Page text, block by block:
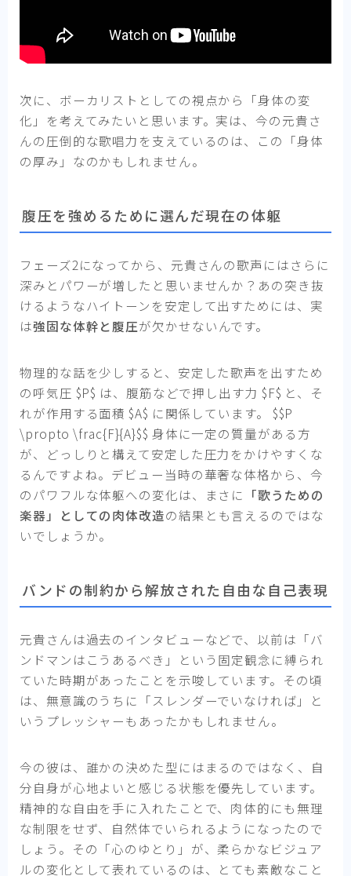
次に、ボーカリストとしての視点から「身体の変
化」を考えてみたいと思います。実は、今の元貴さ
んの圧倒的な歌唱力を支えているのは、この「身体
の厚み」なのかもしれません。
腹圧を強めるために選んだ現在の体躯
フェーズ2になってから、元貴さんの歌声にはさらに
深みとパワーが増したと思いませんか？あの突き抜
けるようなハイトーンを安定して出すためには、実
は強固な体幹と腹圧が欠かせないんです。
物理的な話を少しすると、安定した歌声を出すため
の呼気圧 $P$ は、腹筋などで押し出す力 $F$ と、そ
れが作用する面積 $A$ に関係しています。 $$P
\propto \frac{F}{A}$$ 身体に一定の質量がある方
が、どっしりと構えて安定した圧力をかけやすくな
るんですよね。デビュー当時の華奢な体格から、今
のパワフルな体躯への変化は、まさに 「歌うための
楽器」としての肉体改造の結果とも言えるのではな
いでしょうか。
バンドの制約から解放された自由な自己表現
元貴さんは過去のインタビューなどで、以前は「バ
ンドマンはこうあるべき」という固定観念に縛られ
ていた時期があったことを示唆しています。その頃
は、無意識のうちに「スレンダーでいなければ」と
いうプレッシャーもあったかもしれません。
今の彼は、誰かの決めた型にはまるのではなく、自
分自身が心地よいと感じる状態を優先しています。
精神的な自由を手に入れたことで、肉体的にも無理
な制限をせず、自然体でいられるようになったので
しょう。その「心のゆとり」が、柔らかなビジュア
ルの変化として表れているのは、とても素敵なこと